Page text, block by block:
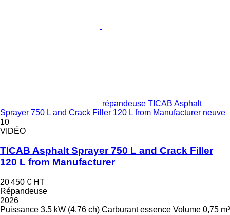
répandeuse TICAB Asphalt
Sprayer 750 L and Crack Filler 120 L from Manufacturer neuve
10
VIDÉO
TICAB Asphalt Sprayer 750 L and Crack Filler
120 L from Manufacturer
20 450 € HT
Répandeuse
2026
Puissance 3.5 kW (4.76 ch) Carburant essence Volume 0,75 m³